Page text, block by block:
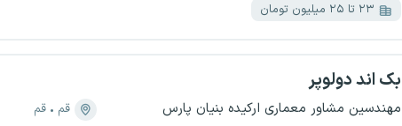
۲۳ تا ۲۵ میلیون تومان
بک اند دولوپر
مهندسین مشاور معماری ارکیده بنیان پارس قم
قم